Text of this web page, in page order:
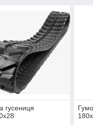
гусениця